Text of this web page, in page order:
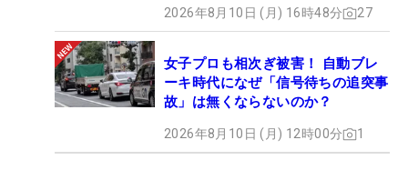
2026年8月10日 (月) 16時48分 27
女子プロも相次ぎ被害！ 自動ブレ
ーキ時代になぜ「信号待ちの追突事
故」は無くならないのか？
2026年8月10日 (月) 12時00分 1